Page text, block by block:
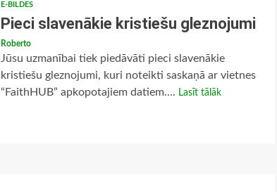
E-BILDES
Pieci slavenākie kristiešu gleznojumi
Roberto
Jūsu uzmanībai tiek piedāvāti pieci slavenākie
kristiešu gleznojumi, kuri noteikti saskaņā ar vietnes
“FaithHUB” apkopotajiem datiem.... Lasīt tālāk